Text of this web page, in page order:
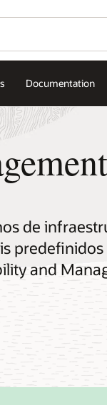
Documentation
de
predefinidos
and